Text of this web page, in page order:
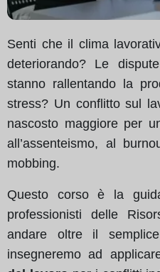
Senti che il clima
deteriorando? Le
stanno rallentando la
stress? Un conflitto sul
nascosto maggiore per
all’assenteismo, al
mobbing.
Questo corso è la
professionisti delle
andare oltre il
insegneremo ad